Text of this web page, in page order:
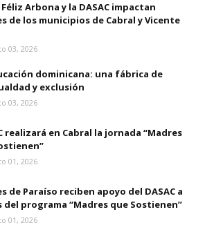
Arbona y la DASAC impactan
de los municipios de Cabral y Vicente
03, 2026
dominicana: una fábrica de
y exclusión
03, 2026
realizará en Cabral la jornada “Madres
01, 2026
de Paraíso reciben apoyo del DASAC a
del programa “Madres que Sostienen”
01, 2026